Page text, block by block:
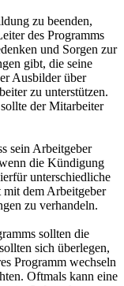
zu beenden,
des Programms
und Sorgen zur
gibt, die seine
Ausbilder über
zu unterstützen.
der Mitarbeiter
sein Arbeitgeber
die Kündigung
unterschiedliche
dem Arbeitgeber
zu verhandeln.
sollten die
sich überlegen,
Programm wechseln
Oftmals kann eine